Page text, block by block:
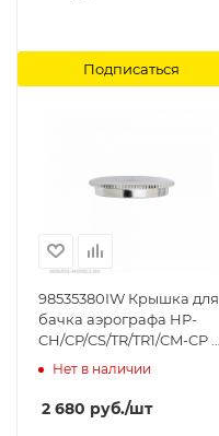
Подписаться
98535380IW Крышка для
бачка аэрографа HP-
CH/CP/CS/TR/TR1/CM-CP (I
618 1) Anest Iwata
Нет в наличии
2 680 руб./шт